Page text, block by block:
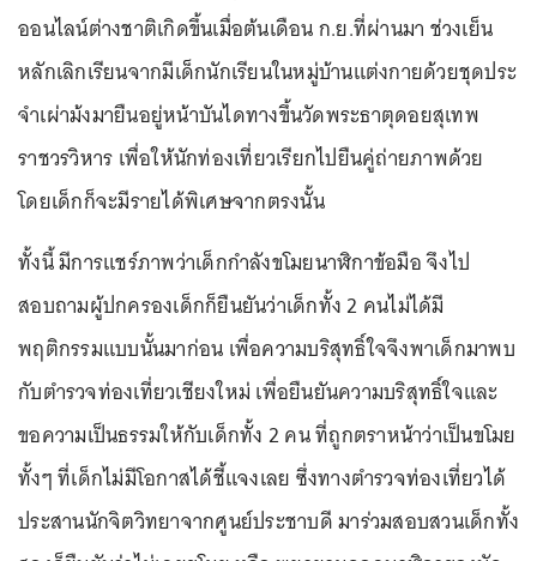
ออนไลน์ต่างชาติเกิดขึ้นเมื่อต้นเดือน ก.ย.ที่ผ่านมา ช่วงเย็น
หลักเลิกเรียนจากมีเด็กนักเรียนในหมู่บ้านแต่งกายด้วยชุดประ
จำเผ่าม้งมายืนอยู่หน้าบันไดทางขึ้นวัดพระธาตุดอยสุเทพ
ราชวรวิหาร เพื่อให้นักท่องเที่ยวเรียกไปยืนคู่ถ่ายภาพด้วย
โดยเด็กก็จะมีรายได้พิเศษจากตรงนั้น
ทั้งนี้ มีการแชร์ภาพว่าเด็กกำลังขโมยนาฬิกาข้อมือ จึงไป
สอบถามผู้ปกครองเด็กก็ยืนยันว่าเด็กทั้ง 2 คนไม่ได้มี
พฤติกรรมแบบนั้นมาก่อน เพื่อความบริสุทธิ์ใจจึงพาเด็กมาพบ
กับตำรวจท่องเที่ยวเชียงใหม่ เพื่อยืนยันความบริสุทธิ์ใจและ
ขอความเป็นธรรมให้กับเด็กทั้ง 2 คน ที่ถูกตราหน้าว่าเป็นขโมย
ทั้งๆ ที่เด็กไม่มีโอกาสได้ชี้แจงเลย ซึ่งทางตำรวจท่องเที่ยวได้
ประสานนักจิตวิทยาจากศูนย์ประชาบดี มาร่วมสอบสวนเด็กทั้ง